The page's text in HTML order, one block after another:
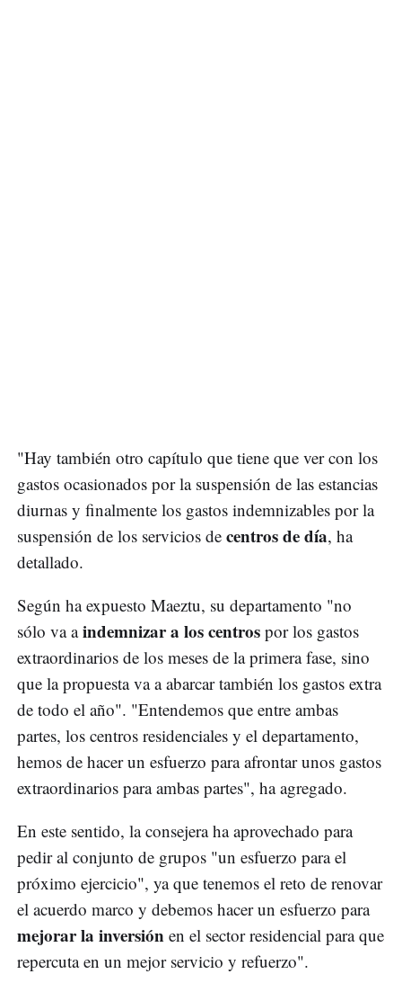
"Hay también otro capítulo que tiene que ver con los
gastos ocasionados por la suspensión de las estancias
diurnas y finalmente los gastos indemnizables por la
suspensión de los servicios de centros de día, ha
detallado.
Según ha expuesto Maeztu, su departamento "no
sólo va aindemnizar a los centros por los gastos
extraordinarios de los meses de la primera fase, sino
que la propuesta va a abarcar también los gastos extra
de todo el año". "Entendemos que entre ambas
partes, los centros residenciales y el departamento,
hemos de hacer un esfuerzo para afrontar unos gastos
extraordinarios para ambas partes", ha agregado.
En este sentido, la consejera ha aprovechado para
pedir al conjunto de grupos "un esfuerzo para el
próximo ejercicio", ya que tenemos el reto de renovar
el acuerdo marco y debemos hacer un esfuerzo para
mejorar la inversión en el sector residencial para que
repercuta en un mejor servicio y refuerzo".